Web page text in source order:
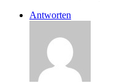
Antworten